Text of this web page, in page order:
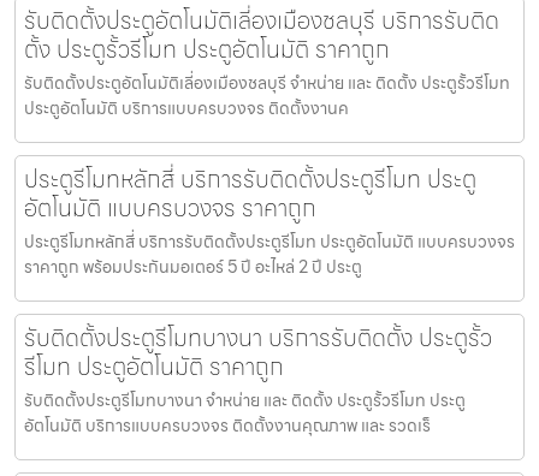
รับติดตั้งประตูอัตโนมัติเลี่องเมืองชลบุรี บริการรับติด
ตั้ง ประตูรั้วรีโมท ประตูอัตโนมัติ ราคาถูก
รับติดตั้งประตูอัตโนมัติเลี่องเมืองชลบุรี จำหน่าย และ ติดตั้ง ประตูรั้วรีโมท
ประตูอัตโนมัติ บริการแบบครบวงจร ติดตั้งงานค
ประตูรีโมทหลักสี่ บริการรับติดตั้งประตูรีโมท ประตู
อัตโนมัติ แบบครบวงจร ราคาถูก
ประตูรีโมทหลักสี่ บริการรับติดตั้งประตูรีโมท ประตูอัตโนมัติ แบบครบวงจร
ราคาถูก พร้อมประกันมอเตอร์ 5 ปี อะไหล่ 2 ปี ประตู
รับติดตั้งประตูรีโมทบางนา บริการรับติดตั้ง ประตูรั้ว
รีโมท ประตูอัตโนมัติ ราคาถูก
รับติดตั้งประตูรีโมทบางนา จำหน่าย และ ติดตั้ง ประตูรั้วรีโมท ประตู
อัตโนมัติ บริการแบบครบวงจร ติดตั้งงานคุณภาพ และ รวดเร็